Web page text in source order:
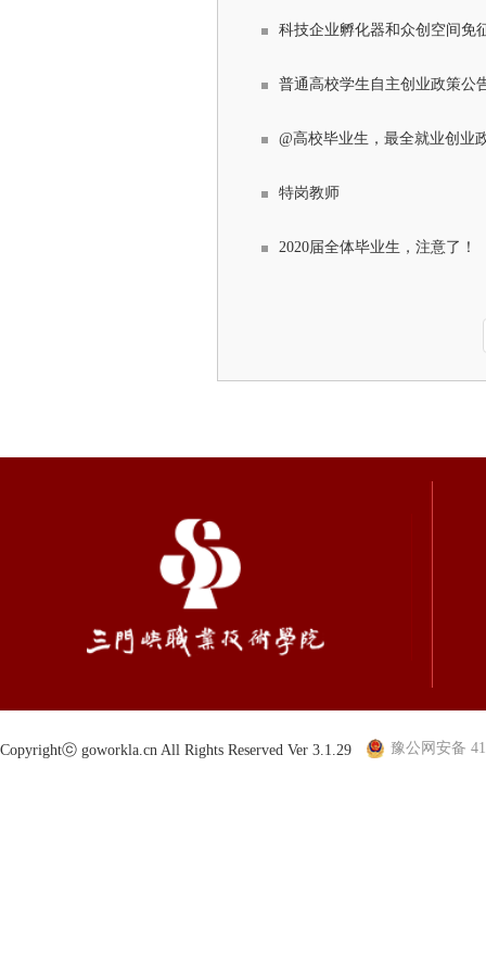
科技企业孵化器和众创空间免
普通高校学生自主创业政策公
@高校毕业生，最全就业创业
特岗教师
2020届全体毕业生，注意了！
Copyrightⓒ goworkla.cn All Rights Reserved Ver 3.1.29 豫公网安备